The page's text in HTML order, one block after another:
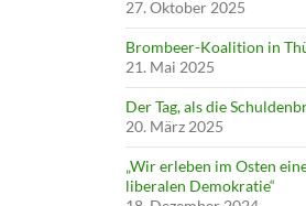
27. Oktober 2025
Brombeer-Koalition in
21. Mai 2025
Der Tag, als die
20. März 2025
„Wir erleben im Osten
liberalen Demokratie“